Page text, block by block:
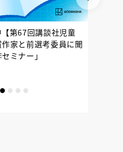
第67回講談社児童
家と前選考委員に聞
ミナー」